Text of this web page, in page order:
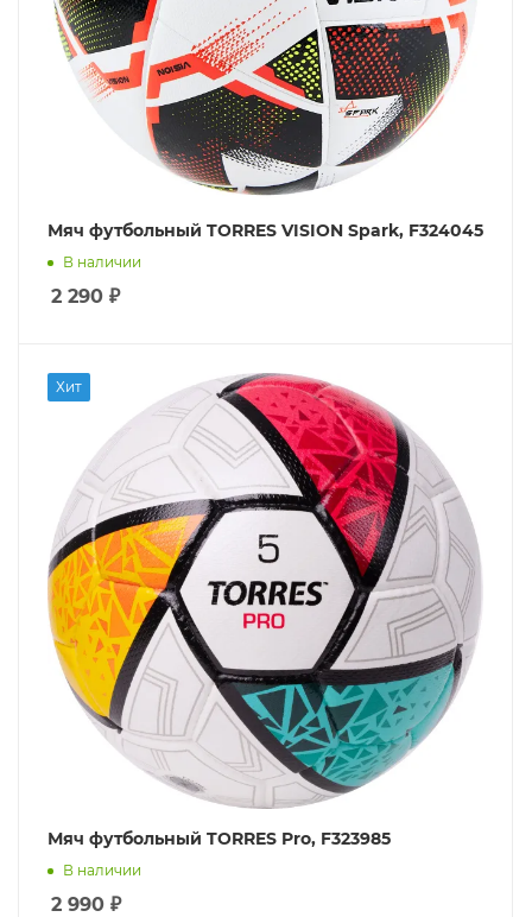
Мяч футбольный TORRES VISION Spark, F324045
В наличии
2 290 ₽
Хит
Мяч футбольный TORRES Pro, F323985
В наличии
2 990 ₽